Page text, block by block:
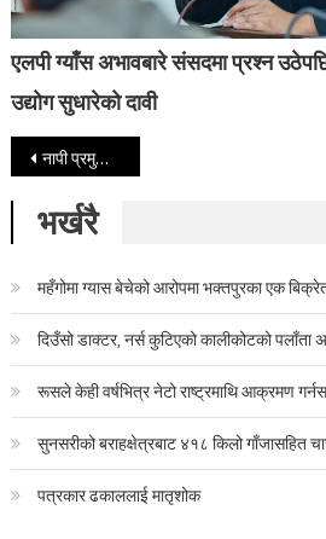
एलपी ग्याँस अभावबारे संसदमा प्रश्न
उद्योग सुधारेको दावी
Post navigation
नापी प्रमुख त्रिखत्री राती सुतेकै होटलमा मृत अवस्थामा भेटिए
भर्खरै
महँगोमा ग्यास बेचेको आरोपमा भक्तपुरका एक
दिउँसो डाक्टर, नर्स कुटिएको कालीकोटको
रूसले केही वर्षभित्र नेटो राष्ट्रमाथि आक्रमण
सुनसरीको बराहक्षेत्रबाट ४१८ किलो गाँजासहित
पत्रकार ढकाललाई मातृशोक